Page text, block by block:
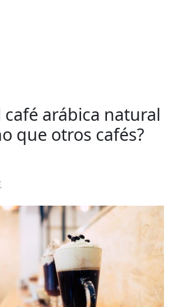
café arábica natural
que otros cafés?